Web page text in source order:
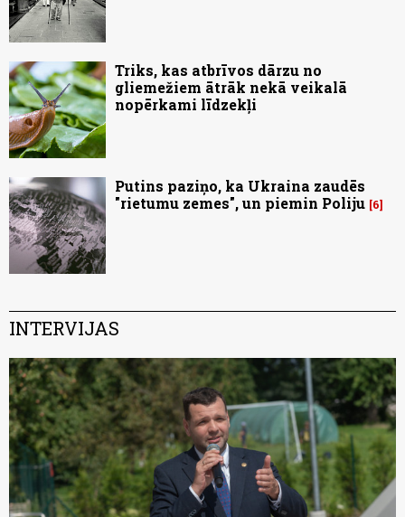
Triks, kas atbrīvos dārzu no
gliemežiem ātrāk nekā veikalā
nopērkami līdzekļi
Putins paziņo, ka Ukraina zaudēs
"rietumu zemes", un piemin Poliju 6
INTERVIJAS